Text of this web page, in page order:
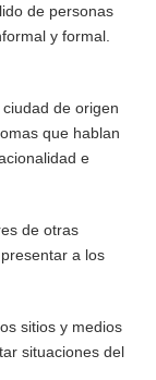
de personas
y formal.
de origen
que hablan
e
de otras
a los
sitios y medios
situaciones del